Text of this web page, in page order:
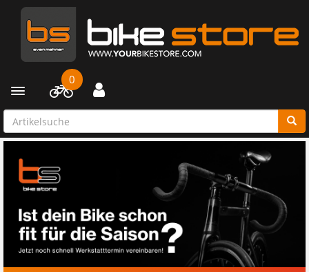
Toggle navigation
0